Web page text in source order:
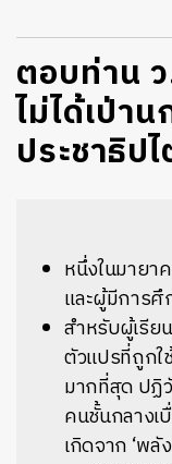
ตอบท่าน
ไม่ได้เป่า
ประชาธิป
หนึ่งในมาย
และผู้มีการ
สำหรับผู้เรีย
ตัวแปรที่ถูกใ
มากที่สุด ปฏิ
คนชั้นกลางเ
เกิดจาก ‘พ